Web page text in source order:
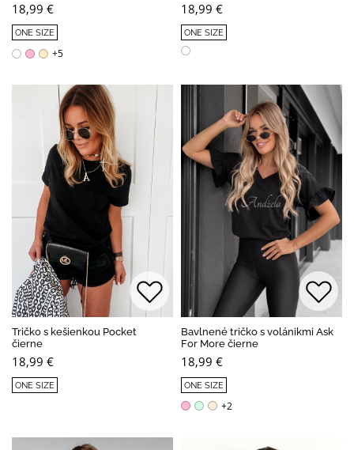
18,99 €
ONE SIZE
+5
18,99 €
ONE SIZE
Tričko s kešienkou Pocket
čierne
18,99 €
ONE SIZE
Bavlnené tričko s volánikmi Ask
For More čierne
18,99 €
ONE SIZE
+2